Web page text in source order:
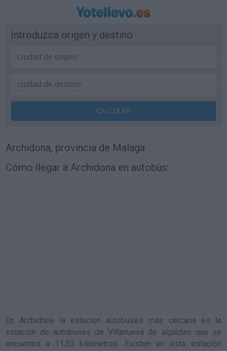
Introduzca origen y destino
Archidona, provincia de Malaga
Cómo llegar a Archidona en autobús:
En Archidona la estación autobuses más cercana es la
estación de autobuses de Villanueva de algaidas que se
encuentra a 11,33 kilómetros. Existen en esta estación